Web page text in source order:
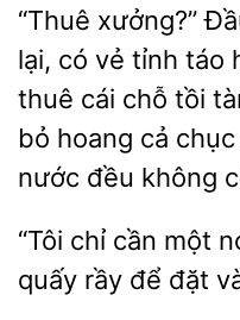
“Thuê xưởng?”
lại, có vẻ tỉnh táo
thuê cái chỗ tồi
bỏ hoang cả
nước đều không
chỉ cần
quấy rầy để